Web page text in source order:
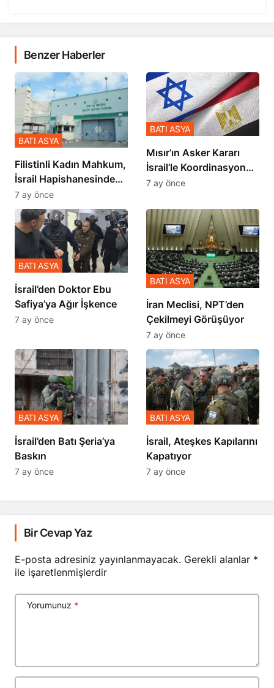
Benzer Haberler
Filistinli Kadın Mahkum,
İsrail Hapishanesindeki
Zulmü Anlattı
BATI ASYA
7 ay önce
Mısır’ın Asker Kararı
İsrail’le Koordinasyon
İçinde Gerçekleşmiş
BATI ASYA
7 ay önce
İsrail’den Doktor Ebu
Safiya’ya Ağır İşkence
BATI ASYA
7 ay önce
İran Meclisi, NPT’den
Çekilmeyi Görüşüyor
BATI ASYA
7 ay önce
​​​​​​​İsrail’den Batı Şeria’ya
Baskın
BATI ASYA
7 ay önce
İsrail, Ateşkes Kapılarını
Kapatıyor
BATI ASYA
7 ay önce
Bir Cevap Yaz
E-posta adresiniz yayınlanmayacak. Gerekli alanlar *
ile işaretlenmişlerdir
Yorumunuz *